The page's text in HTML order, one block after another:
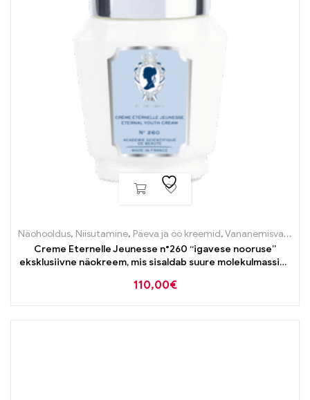
Näohooldus, Niisutamine, Päeva ja öö kreemid,Vananemisvastane
Creme Eternelle Jeunesse n°260 “igavese nooruse”
eksklusiivne näokreem, mis sisaldab suure molekulmassiga
110,00€